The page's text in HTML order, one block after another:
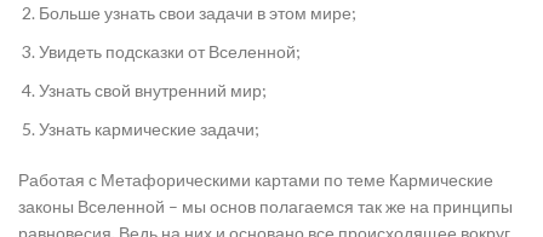
Больше узнать свои задачи в этом мире;
Увидеть подсказки от Вселенной;
Узнать свой внутренний мир;
Узнать кармические задачи;
Работая с Метафорическими картами по теме Кармические
законы Вселенной – мы основ полагаемся так же на принципы
равновесия. Ведь на них и основано все происходящее вокруг